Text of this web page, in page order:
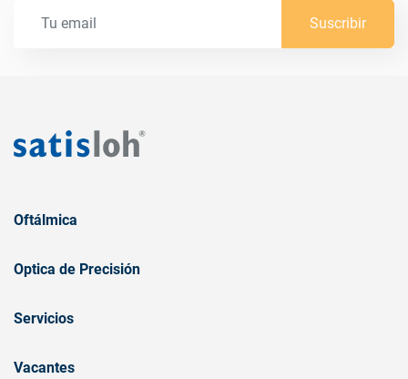
Suscribir
Oftálmica
Optica de Precisión
Servicios
Vacantes